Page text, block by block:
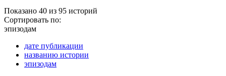
Показано 40 из 95 историй
Сортировать по:
эпизодам
дате публикации
названию истории
эпизодам